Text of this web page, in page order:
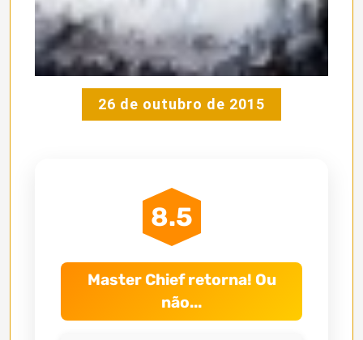
26 de outubro de 2015
8.5
Master Chief retorna! Ou
não...